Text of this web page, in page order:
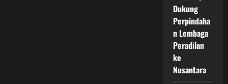
Dukung
Perpindaha
n Lembaga
Peradilan
ke
Nusantara